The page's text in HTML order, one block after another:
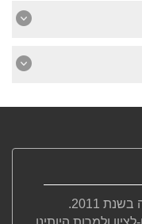
2011.